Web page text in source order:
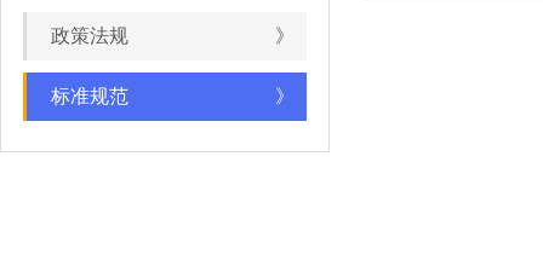
政策法规 》
标准规范 》